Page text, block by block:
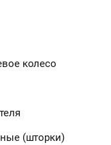
колесо
(шторки)